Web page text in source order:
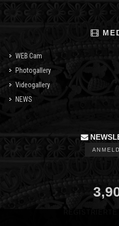
WEB Cam
Photogallery
Videogallery
NEWS